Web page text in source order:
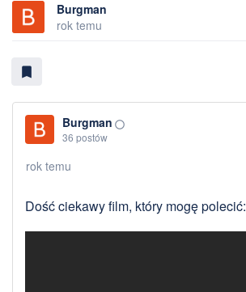
Burgman
rok temu
bookmark
Burgman panorama_fish_eye
36 postów
rok temu
Dość ciekawy film, który mogę polecić: